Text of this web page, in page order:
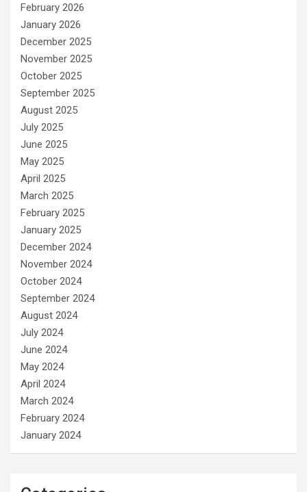
February 2026
January 2026
December 2025
November 2025
October 2025
September 2025
August 2025
July 2025
June 2025
May 2025
April 2025
March 2025
February 2025
January 2025
December 2024
November 2024
October 2024
September 2024
August 2024
July 2024
June 2024
May 2024
April 2024
March 2024
February 2024
January 2024